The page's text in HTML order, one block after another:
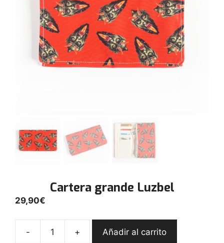
Cartera grande Luzbel
29,90€
-
Cartera
+ Añadir al carrito